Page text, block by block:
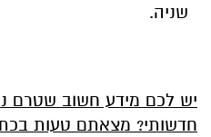
שניה.
יש לכם מידע חשוב שטרם
חדשותי? מצאתם טעות